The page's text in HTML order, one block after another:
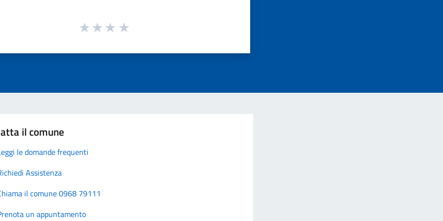
il comune
le domande frequenti
Assistenza
il comune 0968 79111
un appuntamento